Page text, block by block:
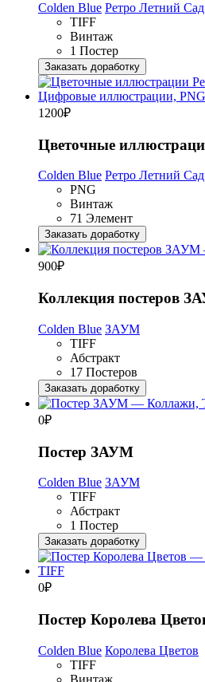
Colden Blue Ретро Летний Сад
TIFF
Винтаж
1 Постер
Заказать доработку
1200₽
Цветочные
Colden Blue Ретро Летний Сад
PNG
Винтаж
71 Элемент
Заказать доработку
900₽
Коллекция постеров
Colden Blue ЗАУМ
TIFF
Абстракт
17 Постеров
Заказать доработку
0₽
Постер ЗАУМ
Colden Blue ЗАУМ
TIFF
Абстракт
1 Постер
Заказать доработку
0₽
Постер Королева
Colden Blue Королева Цветов
TIFF
Винтаж